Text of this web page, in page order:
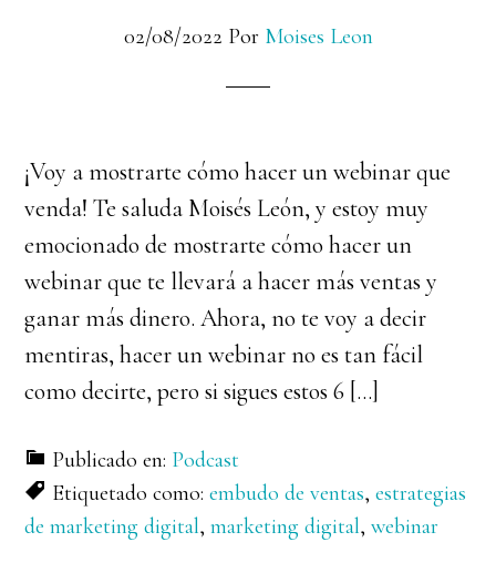
02/08/2022 Por Moises Leon
¡Voy a mostrarte cómo hacer un webinar que
venda! Te saluda Moisés León, y estoy muy
emocionado de mostrarte cómo hacer un
webinar que te llevará a hacer más ventas y
ganar más dinero. Ahora, no te voy a decir
mentiras, hacer un webinar no es tan fácil
como decirte, pero si sigues estos 6 […]
Publicado en: Podcast
Etiquetado como:embudo de ventas,estrategias
de marketing digital,marketing digital,webinar